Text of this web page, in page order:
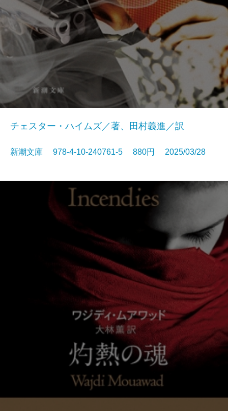
チェスター・ハイムズ／著、田村義進／訳
新潮文庫 978-4-10-240761-5 880円 2025/03/28